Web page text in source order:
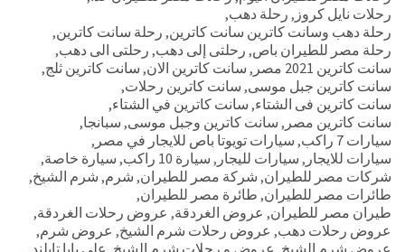
رحلات نايل كروز , رحلة دهب,
رحلة دهب وسانت كاترين سانت كاترين, رحلة سانت كاترين,
رحلة مصر للطيران باص, رحلتى إلى دهب, رحلتى الى دهب,
سانت كاترين 2021 مصر
, سانت كاترين الان, سانت كاترين ثلج,
سانت كاترين جبل موسى, سانت كاترين رحلات,
سانت كاترين فى الشتاء, سانت كاترين في الشتاء,
سانت كاترين مصر , سانت كاترين وجبل موسى, سبانجا,
سيارات 7 راكب
, سيارات تويوتا باص للايجار في مصر ,
سيارات للايجار , سيارات لليجار , سيارة 10 راكب , سيارة خاصة,
شركات مصر للطيران, شركة مصر للطيران, شرم, شرم الشيخ,
طائرات مصر للطيران, طائرة مصر للطيران,
طيران مصر للطيران, عروض الغردقة, عروض رحلات الغردقة,
عروض رحلات دهب, عروض رحلات شرم الشيخ, عروض شرم,
عروض شرم الشيخ, عروض و رحلات شرم الشيخ, علي بابا تايلند,